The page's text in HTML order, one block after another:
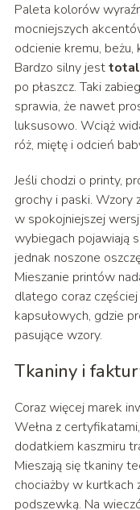
Paleta kolorów
mocniejszych
odcienie kremu, beżu,
Bardzo silny jest
po płaszcz. Taki
sprawia, że nawet
luksusowo. Wciąż
róż, miętę i odcień
Jeśli chodzi o printy,
grochy i paski. Wzory
w spokojniejszej
wybiegach pojawiają
jednak noszone
Mieszanie printów
dlatego coraz
kapsułowych, gdzie
pasujące wzory.
Tkaniny i
Coraz więcej marek
Wełna z
dodatkiem kaszmiru
Mieszają się tkaniny
chociażby w kurtkach
podszewką. Na